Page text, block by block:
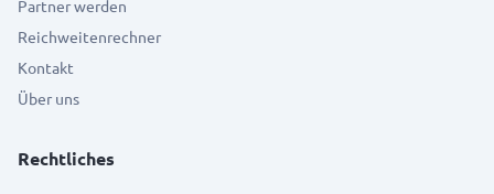
Partner werden
Reichweitenrechner
Kontakt
Über uns
Rechtliches